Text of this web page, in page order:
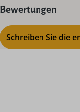
Bewertungen
Schreiben Sie die